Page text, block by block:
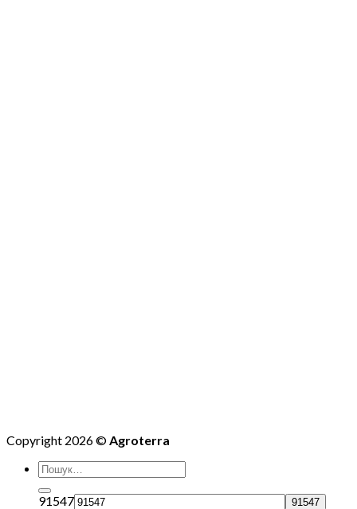
Copyright 2026 © Agroterra
91547